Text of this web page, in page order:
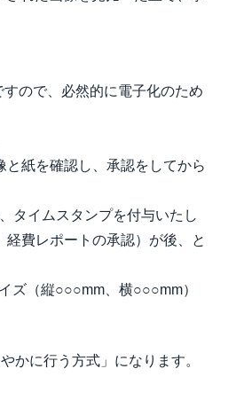
ので、必然的に電子化のため
紙を確認し、承認をしてから
タイムスタンプを付与いたし
費レポートの承認）が後、と
ズ（縦○○○mm、横○○○mm）
かに行う方式」になります。